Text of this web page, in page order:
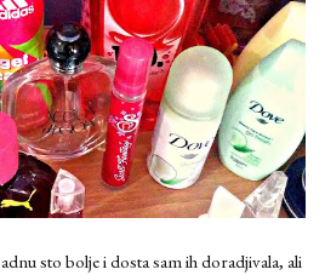
sto bolje i dosta sam ih doradjivala, ali